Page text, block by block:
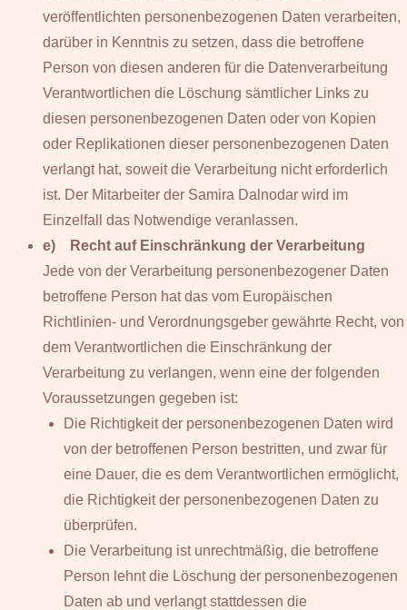
veröffentlichten personenbezogenen Daten verarbeiten,
darüber in Kenntnis zu setzen, dass die betroffene
Person von diesen anderen für die Datenverarbeitung
Verantwortlichen die Löschung sämtlicher Links zu
diesen personenbezogenen Daten oder von Kopien
oder Replikationen dieser personenbezogenen Daten
verlangt hat, soweit die Verarbeitung nicht erforderlich
ist. Der Mitarbeiter der Samira Dalnodar wird im
Einzelfall das Notwendige veranlassen.
e) Recht auf Einschränkung der Verarbeitung
Jede von der Verarbeitung personenbezogener Daten
betroffene Person hat das vom Europäischen
Richtlinien- und Verordnungsgeber gewährte Recht, von
dem Verantwortlichen die Einschränkung der
Verarbeitung zu verlangen, wenn eine der folgenden
Voraussetzungen gegeben ist:
Die Richtigkeit der personenbezogenen Daten wird
von der betroffenen Person bestritten, und zwar für
eine Dauer, die es dem Verantwortlichen ermöglicht,
die Richtigkeit der personenbezogenen Daten zu
überprüfen.
Die Verarbeitung ist unrechtmäßig, die betroffene
Person lehnt die Löschung der personenbezogenen
Daten ab und verlangt stattdessen die